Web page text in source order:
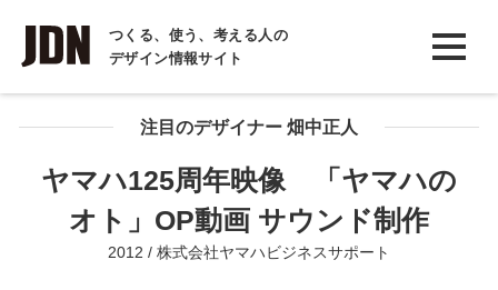
つくる、使う、考える人の
デザイン情報サイト
INTERVIEW
インタビュー
REPORT
COLUMN
コラム
注目のデザイナー 畑中正人
ヤマハ125周年映像 「ヤマハの
オト」OP動画 サウンド制作
2012 / 株式会社ヤマハビジネスサポート